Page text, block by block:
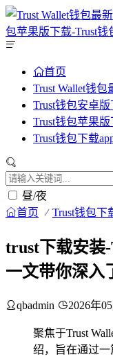
首页
Trust Wallet钱
Trust钱包安卓
Trust钱包苹果
Trust钱包下载
昼/夜
首页 Trust钱包下
trust下载安装-
一文带你深入
qbadmin 2026年
聚焦于Trust
绍，旨在通过一